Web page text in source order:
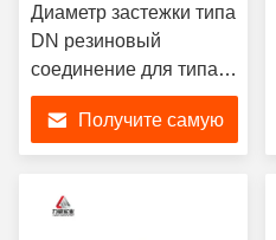
Диаметр застежки типа
DN резиновый
соединение для типа 2
оси и радиального
смещенияПолучите самую